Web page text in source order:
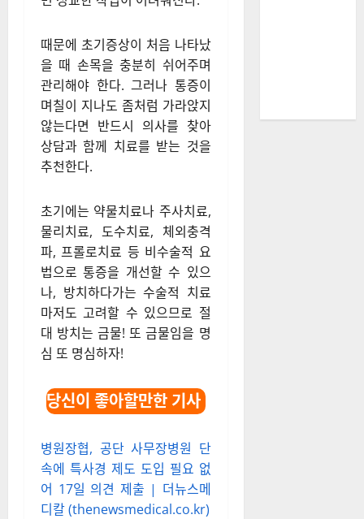
때문에 초기증상이 처음 나타났
을 때 손목을 충분히 쉬어주며
관리해야 한다. 그러나 통증이
며칠이 지나도 좀처럼 가라앉지
않는다면 반드시 의사를 찾아
상담과 함께 치료를 받는 것을
추천한다.
초기에는 약물치료나 주사치료,
물리치료, 도수치료, 체외충격
파, 프롤로치료 등 비수술적 요
법으로 통증을 개선할 수 있으
나, 방치하다가는 수술적 치료
마저도 고려할 수 있으므로 절
대 방치는 금물! 또 금물임을 명
심 또 명심하자!
당신이 좋아할만한 기사
병원장협, 공단 사무장병원 단
속에 특사경 제도 도입 필요 없
어 17일 의견 제출 | 더뉴스메
디칼 (thenewsmedical.co.kr)